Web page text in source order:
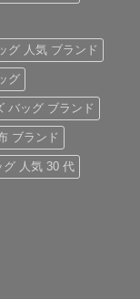
グ 人気 ブランド
グ
バッグ ブランド
ブランド
グ 人気 30 代